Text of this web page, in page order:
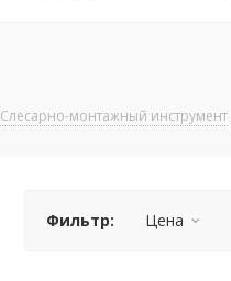
Слесарно-монтажный инструмент
Фильтр: Цена